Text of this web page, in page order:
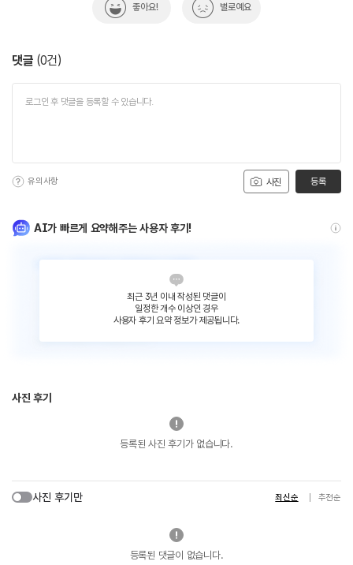
좋아요! 별로예요
댓글 (0건)
사진
유의사항 등록
AI가 빠르게 요약해주는 사용자 후기!
최근 3년 이내 작성된 댓글이
일정한 개수 이상인 경우
사용자 후기 요약 정보가 제공됩니다.
사진 후기
등록된 사진 후기가 없습니다.
사진 후기만 최신순 추천순
등록된 댓글이 없습니다.